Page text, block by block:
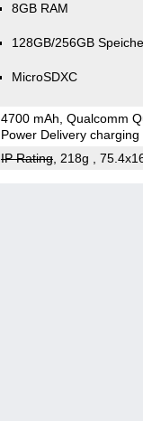
8GB RAM
128GB/256GB
MicroSDXC
4700 mAh, Qualcomm
Power Delivery charging
IP Rating, 218g ,